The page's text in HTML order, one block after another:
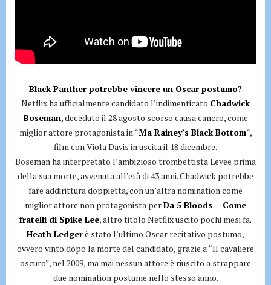
Black Panther potrebbe vincere un Oscar postumo?
Netflix ha ufficialmente candidato l’indimenticato Chadwick
Boseman, deceduto il 28 agosto scorso causa cancro, come
miglior attore protagonista in “Ma Rainey’s Black Bottom“,
film con Viola Davis in uscita il 18 dicembre.
Boseman ha interpretato l’ambizioso trombettista Levee prima
della sua morte, avvenuta all’età di 43 anni. Chadwick potrebbe
fare addirittura doppietta, con un’altra nomination come
miglior attore non protagonista perDa 5 Bloods – Come
fratelli di Spike Lee, altro titolo Netflix uscito pochi mesi fa.
Heath Ledgerè stato l’ultimo Oscar recitativo postumo,
ovvero vinto dopo la morte del candidato, grazie a “Il cavaliere
oscuro”, nel 2009, ma mai nessun attore è riuscito a strappare
due nomination postume nello stesso anno.